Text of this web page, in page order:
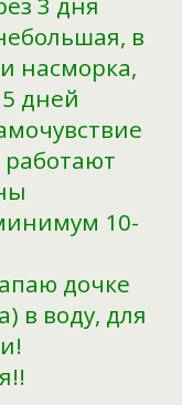
в
насморка,
дней
10-
дочке
в воду, для